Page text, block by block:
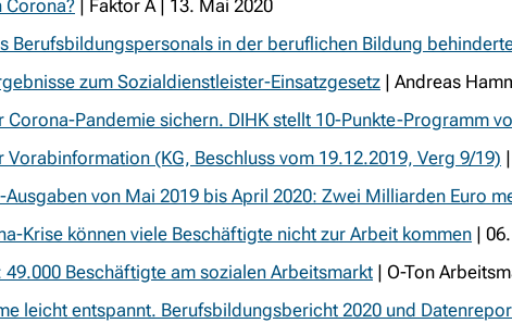
Corona? | Faktor A | 13. Mai 2020
Berufsbildungspersonals in der beruflichen Bildung
zum Sozialdienstleister-Einsatzgesetz | Andreas
Corona-Pandemie sichern. DIHK stellt 10-Punkte-Programm
Vorabinformation (KG, Beschluss vom 19.12.2019, Verg 9/19)
von Mai 2019 bis April 2020: Zwei Milliarden Euro
Krise können viele Beschäftigte nicht zur Arbeit kommen |
Beschäftigte am sozialen Arbeitsmarkt | O-Ton
leicht entspannt. Berufsbildungsbericht 2020 und